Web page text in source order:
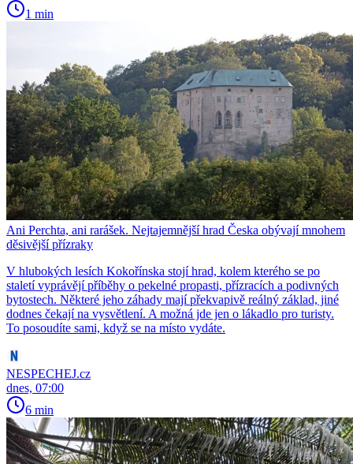
1 min
Ani Perchta, ani rarášek. Nejtajemnější hrad Česka obývají mnohem
děsivější přízraky
V hlubokých lesích Kokořínska stojí hrad, kolem kterého se po
staletí vyprávějí příběhy o pekelné propasti, přízracích a podivných
bytostech. Některé jeho záhady mají překvapivě reálný základ, jiné
dodnes čekají na vysvětlení. A možná jde jen o lákadlo pro turisty.
To posoudíte sami, když se na místo vydáte.
NESPECHEJ.cz
dnes, 07:00
6 min